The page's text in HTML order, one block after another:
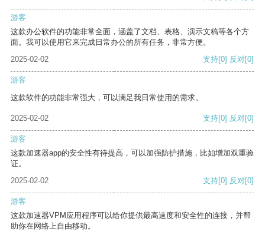
游客
这款办公软件的功能非常全面，涵盖了文档、表格、演示文稿等各个方
面。我可以使用它来完成日常办公的所有任务，非常方便。
2025-02-02
支持[0] 反对[0]
游客
这款软件的功能非常强大，可以满足我日常使用的需求。
2025-02-02 支持[0] 反对[0]
游客
这款加速器app的安全性有待提高，可以加强防护措施，比如增加双重验
证。
2025-02-02
支持[0] 反对[0]
游客
这款加速器VPM应用程序可以给你提供最高速度和安全性的连接，并帮
助你在网络上自由移动。